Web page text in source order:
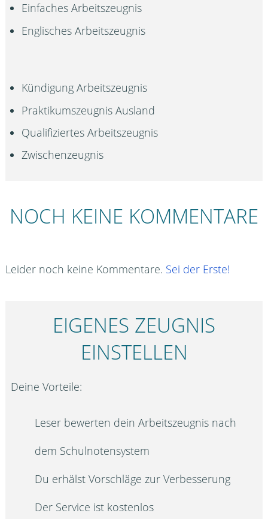
Einfaches Arbeitszeugnis
Englisches Arbeitszeugnis
Kündigung Arbeitszeugnis
Praktikumszeugnis Ausland
Qualifiziertes Arbeitszeugnis
Zwischenzeugnis
NOCH KEINE KOMMENTARE
Leider noch keine Kommentare. Sei der Erste!
EIGENES ZEUGNIS
EINSTELLEN
Deine Vorteile:
Leser bewerten dein Arbeitszeugnis nach
dem Schulnotensystem
Du erhälst Vorschläge zur Verbesserung
Der Service ist kostenlos